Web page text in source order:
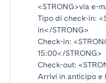
<STRONG>via e-
Tipo di check-in:
in</STRONG>
Check-in:
15:00</STRONG>
Check-out:
Arrivi in anticipo e